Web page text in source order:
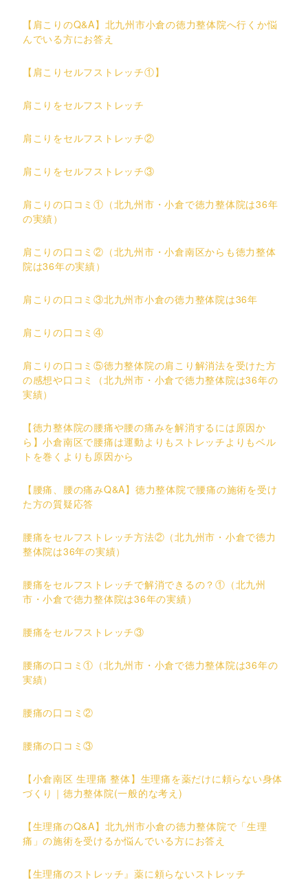
【肩こりのQ&A】北九州市小倉の徳力整体院へ行くか悩
んでいる方にお答え
【肩こりセルフストレッチ①】
肩こりをセルフストレッチ
肩こりをセルフストレッチ②
肩こりをセルフストレッチ③
肩こりの口コミ①（北九州市・小倉で徳力整体院は36年
の実績）
肩こりの口コミ②（北九州市・小倉南区からも徳力整体
院は36年の実績）
肩こりの口コミ③北九州市小倉の徳力整体院は36年
肩こりの口コミ④
肩こりの口コミ⑤徳力整体院の肩こり解消法を受けた方
の感想や口コミ（北九州市・小倉で徳力整体院は36年の
実績）
【徳力整体院の腰痛や腰の痛みを解消するには原因か
ら】小倉南区で腰痛は運動よりもストレッチよりもベル
トを巻くよりも原因から
【腰痛、腰の痛みQ&A】徳力整体院で腰痛の施術を受け
た方の質疑応答
腰痛をセルフストレッチ方法②（北九州市・小倉で徳力
整体院は36年の実績）
腰痛をセルフストレッチで解消できるの？①（北九州
市・小倉で徳力整体院は36年の実績）
腰痛をセルフストレッチ③
腰痛の口コミ①（北九州市・小倉で徳力整体院は36年の
実績）
腰痛の口コミ②
腰痛の口コミ③
【小倉南区 生理痛 整体】生理痛を薬だけに頼らない身体
づくり｜徳力整体院(一般的な考え)
【生理痛のQ&A】北九州市小倉の徳力整体院で「生理
痛」の施術を受けるか悩んでいる方にお答え
【生理痛のストレッチ』薬に頼らないストレッチ